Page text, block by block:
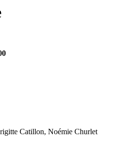
Catillon, Noémie Churlet